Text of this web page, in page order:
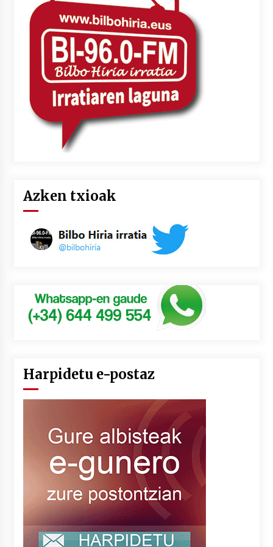
2026/07/03
MUSIBLA #297: Bide, Boards Of Canada, Somak,
Tiga, Twisted Teens, Underscores, Habia
2026/07/02
Azken txioak
Harpidetu e-postaz